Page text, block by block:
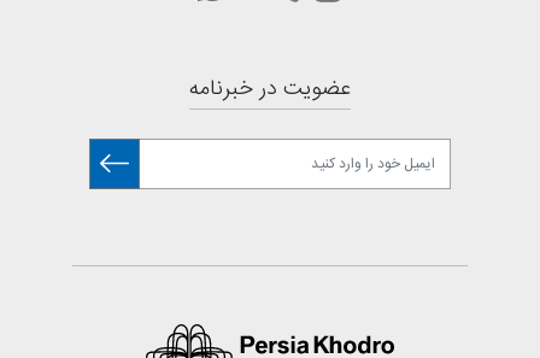
عضویت در خبرنامه